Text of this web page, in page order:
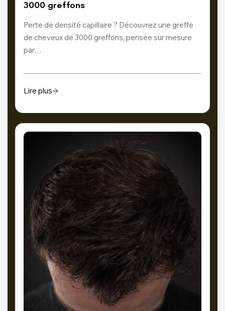
3000 greffons
Perte de densité capillaire ? Découvrez une greffe
de cheveux de 3000 greffons, pensée sur mesure
par…
Lire plus